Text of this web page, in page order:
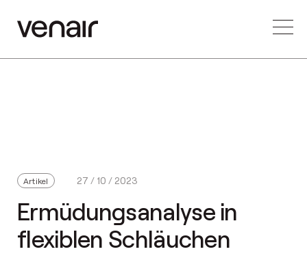
Artikel 27 / 10 / 2023
Ermüdungsanalyse in
flexiblen Schläuchen